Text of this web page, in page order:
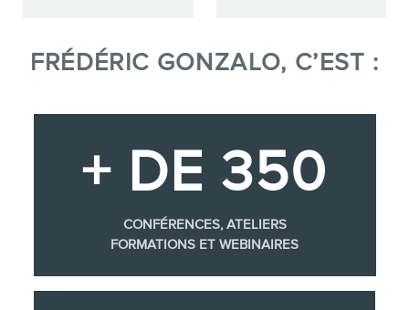
FRÉDÉRIC GONZALO, C’EST :
+ DE 350
CONFÉRENCES, ATELIERS
FORMATIONS ET WEBINAIRES